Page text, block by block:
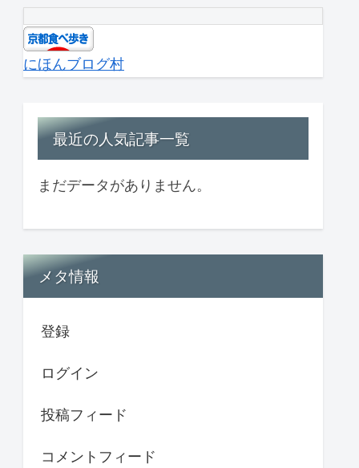
にほんブログ村
最近の人気記事一覧
まだデータがありません。
メタ情報
登録
ログイン
投稿フィード
コメントフィード